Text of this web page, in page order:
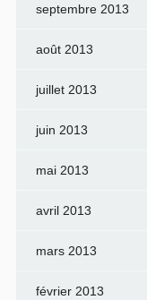
septembre 2013
août 2013
juillet 2013
juin 2013
mai 2013
avril 2013
mars 2013
février 2013